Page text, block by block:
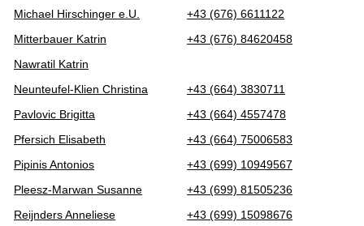
Michael Hirschinger e.U.
+43 (676) 6611122
Mitterbauer Katrin
+43 (676) 84620458
Nawratil Katrin
Neunteufel-Klien Christina
+43 (664) 3830711
Pavlovic Brigitta
+43 (664) 4557478
Pfersich Elisabeth
+43 (664) 75006583
Pipinis Antonios
+43 (699) 10949567
Pleesz-Marwan Susanne
+43 (699) 81505236
Reijnders Anneliese
+43 (699) 15098676